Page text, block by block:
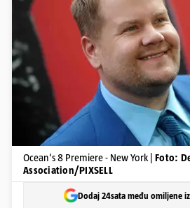
Ocean's 8 Premiere - New York | Foto:
Association/PIXSELL
Dodaj 24sata među omiljene